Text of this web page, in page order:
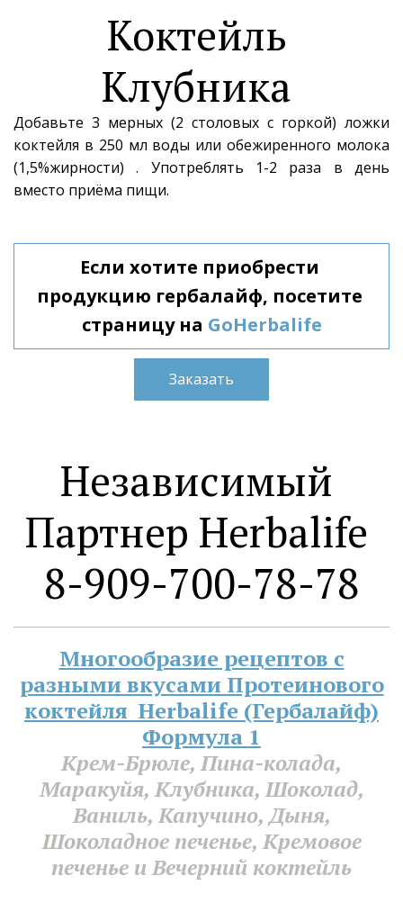
Коктейль
Клубника
Добавьте 3 мерных (2 столовых с горкой) ложки
коктейля в 250 мл воды или обежиренного молока
(1,5%жирности) . Употреблять 1-2 раза в день
вместо приёма пищи.
Если хотите приобрести
продукцию гербалайф, посетите
страницу на GoHerbalife
Заказать
Независимый
Партнер Herbalife
8-909-700-78-78
Многообразие рецептов с
разными вкусами Протеинового
коктейля Herbalife (Гербалайф)
Формула 1
Крем-Брюле, Пина-колада,
Маракуйя, Клубника, Шоколад,
Ваниль, Капучино, Дыня,
Шоколадное печенье, Кремовое
печенье и Вечерний коктейль­­­­­­